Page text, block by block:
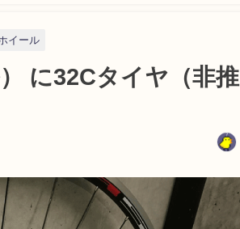
イール
に32Cタイヤ（非推